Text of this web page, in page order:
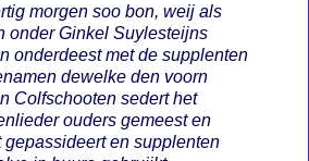
morgen soo bon, weij als
onder Ginkel Suylesteijns
onderdeest met de supplenten
dewelke den voorn
Colfschooten sedert het
ouders gemeest en
gepassideert en supplenten